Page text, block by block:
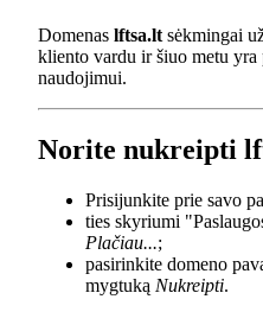
Domenas lftsa.lt sėkmingai
kliento vardu ir šiuo metu yra
naudojimui.
Norite nukreipti
Prisijunkite prie savo
ties skyriumi
Plačiau...;
pasirinkite domeno
mygtuką Nukreipti.